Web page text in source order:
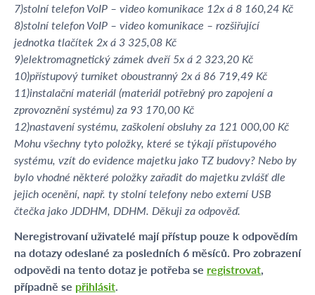
7)stolní telefon VoIP – video komunikace 12x á 8 160,24 Kč
8)stolní telefon VoIP – video komunikace – rozšiřující
jednotka tlačítek 2x á 3 325,08 Kč
9)elektromagnetický zámek dveří 5x á 2 323,20 Kč
10)přístupový turniket oboustranný 2x á 86 719,49 Kč
11)instalační materiál (materiál potřebný pro zapojení a
zprovoznění systému) za 93 170,00 Kč
12)nastavení systému, zaškolení obsluhy za 121 000,00 Kč
Mohu všechny tyto položky, které se týkají přístupového
systému, vzít do evidence majetku jako TZ budovy? Nebo by
bylo vhodné některé položky zařadit do majetku zvlášť dle
jejich ocenění, např. ty stolní telefony nebo externí USB
čtečka jako JDDHM, DDHM. Děkuji za odpověď.
Neregistrovaní uživatelé mají přístup pouze k odpovědím
na dotazy odeslané za posledních 6 měsíců. Pro zobrazení
odpovědi na tento dotaz je potřeba se registrovat,
případně se přihlásit.